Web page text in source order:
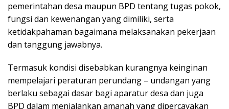
pemerintahan desa maupun BPD tentang tugas pokok,
fungsi dan kewenangan yang dimiliki, serta
ketidakpahaman bagaimana melaksanakan pekerjaan
dan tanggung jawabnya.
Termasuk kondisi disebabkan kurangnya keinginan
mempelajari peraturan perundang – undangan yang
berlaku sebagai dasar bagi aparatur desa dan juga
BPD dalam menjalankan amanah yang dipercayakan